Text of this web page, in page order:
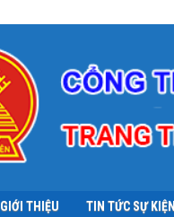
GIỚI THIỆU TIN TỨC SỰ KIỆN